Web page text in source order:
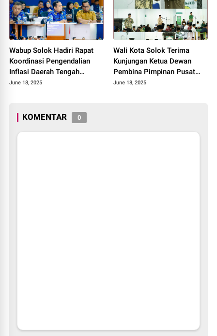
Wabup Solok Hadiri Rapat
Koordinasi Pengendalian
Inflasi Daerah Tengah
Provinsi Sumatera Barat
June 18, 2025
Wali Kota Solok Terima
Kunjungan Ketua Dewan
Pembina Pimpinan Pusat
Muhammadiyah Tahun 2025.
June 18, 2025
KOMENTAR 0